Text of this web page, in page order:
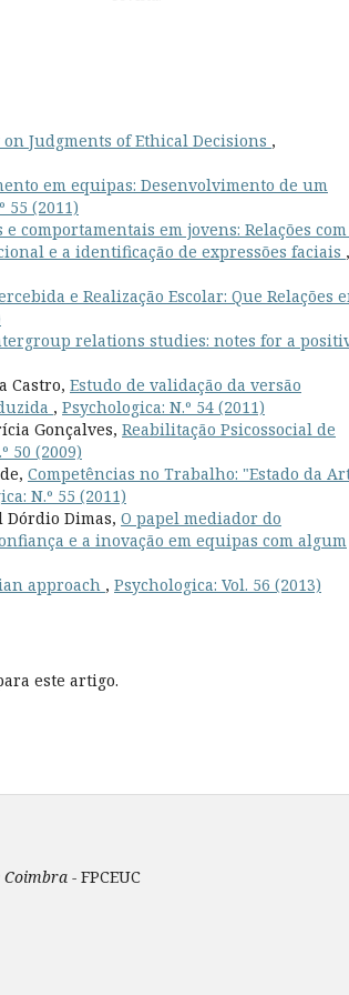
Judgments of Ethical Decisions ,
em equipas: Desenvolvimento de um
55 (2011)
comportamentais em jovens: Relações com
e a identificação de expressões faciais ,
e Realização Escolar: Que Relações
relations studies: notes for a
Castro, Estudo de validação da versão
, Psychologica: N.º 54 (2011)
Gonçalves, Reabilitação Psicossocial de
50 (2009)
Competências no Trabalho: "Estado da
N.º 55 (2011)
Dórdio Dimas, O papel mediador do
e a inovação em equipas com algum
approach , Psychologica: Vol. 56 (2013)
este artigo.
Coimbra - FPCEUC